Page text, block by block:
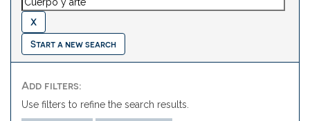
Start a new search
Add filters:
Use filters to refine the search results.